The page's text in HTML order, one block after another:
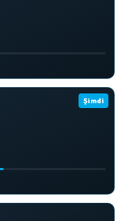
Şimdi